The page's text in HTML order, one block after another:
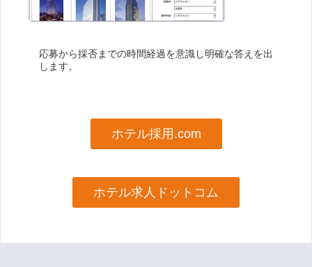
応募から採否までの時間経過を意識し明確な答えを出
します。
ホテル採用.com
ホテル求人ドットコム